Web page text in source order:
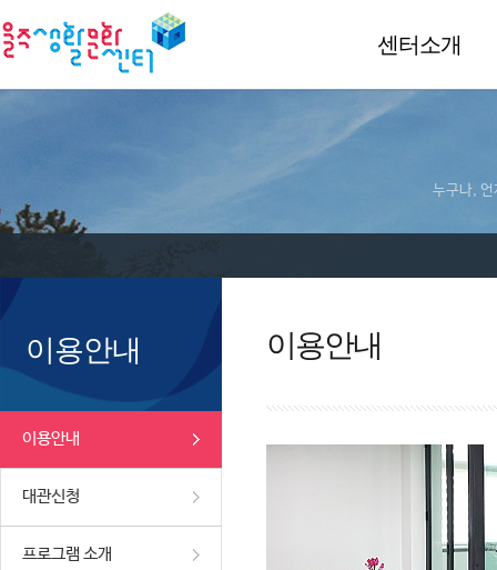
센터소개
누구나, 언
이용안내
이용안내
대관신청
프로그램 소개
이용안내